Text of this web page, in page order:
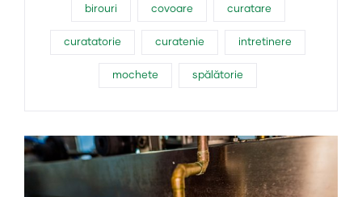
birouri covoare curatare
curatatorie curatenie intretinere
mochete spălătorie